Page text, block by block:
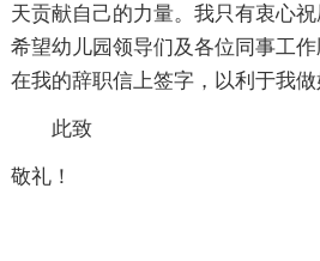
天贡献自己的力量。我只有衷心
希望幼儿园领导们及各位同事工
在我的辞职信上签字，以利于我做
此致
敬礼！